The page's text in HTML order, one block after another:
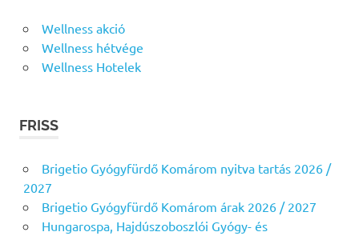
Wellness akció
Wellness hétvége
Wellness Hotelek
FRISS
Brigetio Gyógyfürdő Komárom nyitva tartás 2026 /
2027
Brigetio Gyógyfürdő Komárom árak 2026 / 2027
Hungarospa, Hajdúszoboszlói Gyógy- és